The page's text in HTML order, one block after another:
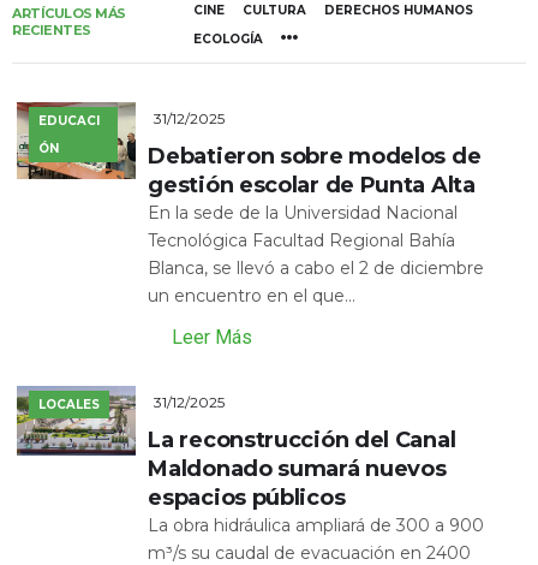
ARTÍCULOS MÁS
RECIENTES
CINE CULTURA
DERECHOS HUMANOS
ECOLOGÍA
EDUCACI
ÓN
31/12/2025
Debatieron sobre modelos de
gestión escolar de Punta Alta
En la sede de la Universidad Nacional
Tecnológica Facultad Regional Bahía
Blanca, se llevó a cabo el 2 de diciembre
un encuentro en el que...
Leer Más
LOCALES 31/12/2025
La reconstrucción del Canal
Maldonado sumará nuevos
espacios públicos
La obra hidráulica ampliará de 300 a 900
m³/s su caudal de evacuación en 2400